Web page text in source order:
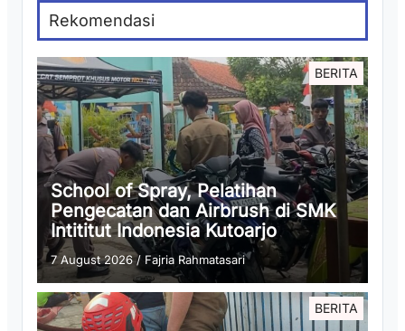
Rekomendasi
BERITA
School of Spray, Pelatihan
Pengecatan dan Airbrush di SMK
Intititut Indonesia Kutoarjo
7 August 2026/ Fajria Rahmatasari
BERITA